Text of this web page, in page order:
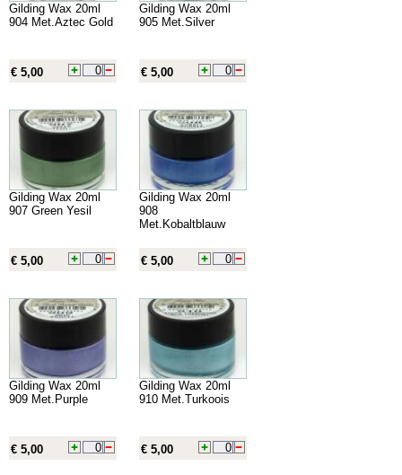
Gilding Wax 20ml
904 Met.Aztec Gold
€ 5,00
Gilding Wax 20ml
905 Met.Silver
€ 5,00
Gilding Wax 20ml
907 Green Yesil
€ 5,00
Gilding Wax 20ml
908
Met.Kobaltblauw
€ 5,00
Gilding Wax 20ml
909 Met.Purple
€ 5,00
Gilding Wax 20ml
910 Met.Turkoois
€ 5,00